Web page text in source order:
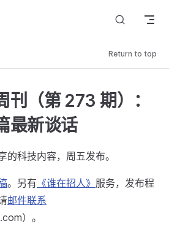
Return to top
刊（第 273 期）：
最新谈话
的科技内容，周五发布。
。另有 《谁在招人》 服务，发布程
邮件联系
）。